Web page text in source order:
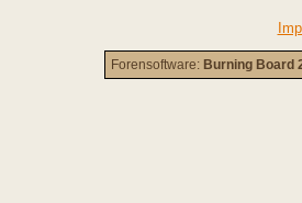
Forensoftware: Burning Board